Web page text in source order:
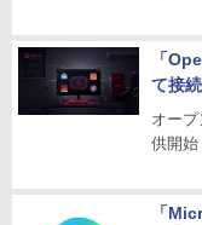
「
て接
オー
供開始
「